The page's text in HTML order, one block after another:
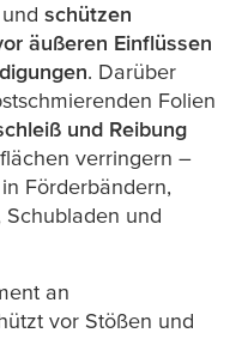
schützen
äußeren Einflüssen
. Darüber
Folien
und Reibung
verringern –
in Förderbändern,
Schubladen und
an
vor Stößen und